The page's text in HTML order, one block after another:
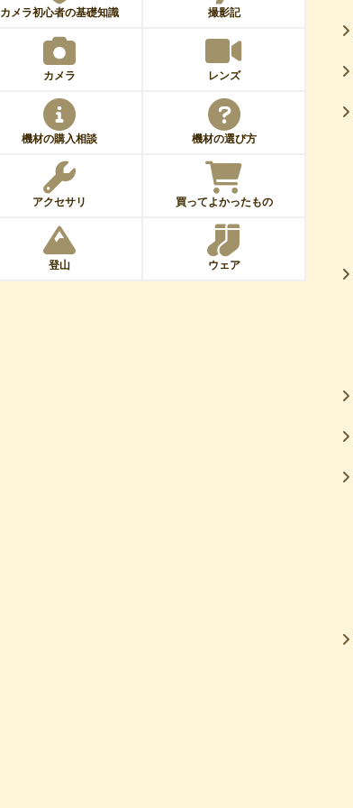
カメラ初心者の基礎知識 撮影記
カメラ レンズ
機材の購入相談 機材の選び方
アクセサリ 買ってよかったもの
登山 ウェア